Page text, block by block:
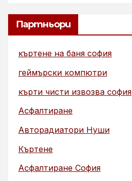
Партньори
къртене на баня софия
геймърски компютри
кърти чисти извозва софия
Асфалтиране
Авторадиатори Нуши
Къртене
Асфалтиране София